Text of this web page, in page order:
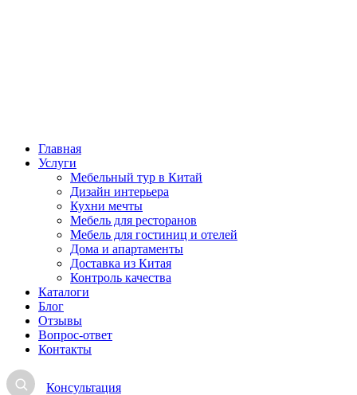
Главная
Услуги
Мебельный тур в Китай
Дизайн интерьера
Кухни мечты
Мебель для ресторанов
Мебель для гостиниц и отелей
Дома и апартаменты
Доставка из Китая
Контроль качества
Каталоги
Блог
Отзывы
Вопрос-ответ
Контакты
Консультация